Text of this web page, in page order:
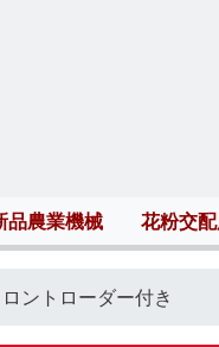
品農業機械 花粉交
ントローダー付き